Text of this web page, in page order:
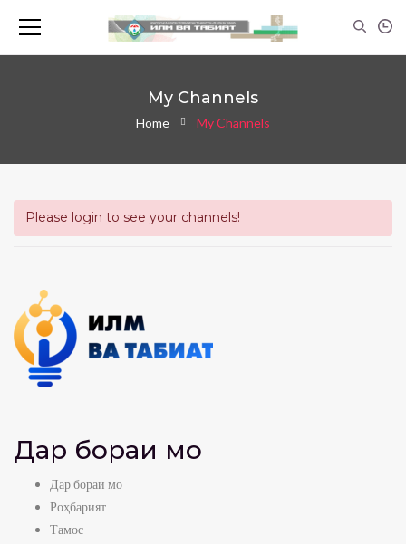
My Channels
Home My Channels
Please login to see your channels!
Дар бораи мо
Дар бораи мо
Роҳбарият
Тамос